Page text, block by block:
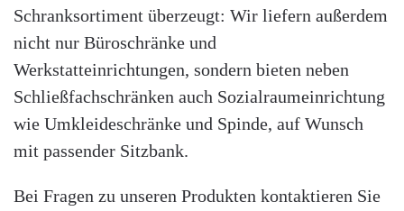
Schranksortiment überzeugt: Wir liefern außerdem
nicht nur Büroschränke und
Werkstatteinrichtungen, sondern bieten neben
Schließfachschränken auch Sozialraumeinrichtung
wie Umkleideschränke und Spinde, auf Wunsch
mit passender Sitzbank.
Bei Fragen zu unseren Produkten kontaktieren Sie